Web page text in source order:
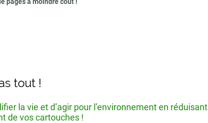
tout !
la vie et d’agir pour l’environnement en réduisant
de vos cartouches !